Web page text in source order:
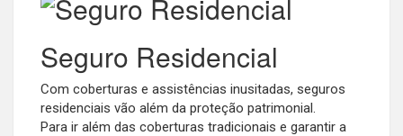
Seguro Residencial
Com coberturas e assistências inusitadas, seguros
residenciais vão além da proteção patrimonial.
Para ir além das coberturas tradicionais e garantir a